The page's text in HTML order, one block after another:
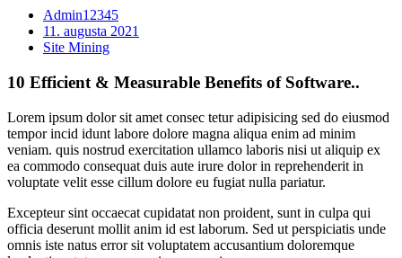
Admin12345
11. augusta 2021
Site Mining
10 Efficient & Measurable Benefits of Software..
Lorem ipsum dolor sit amet consec tetur adipisicing sed do eiusmod
tempor incid idunt labore dolore magna aliqua enim ad minim
veniam. quis nostrud exercitation ullamco laboris nisi ut aliquip ex
ea commodo consequat duis aute irure dolor in reprehenderit in
voluptate velit esse cillum dolore eu fugiat nulla pariatur.
Excepteur sint occaecat cupidatat non proident, sunt in culpa qui
officia deserunt mollit anim id est laborum. Sed ut perspiciatis unde
omnis iste natus error sit voluptatem accusantium doloremque